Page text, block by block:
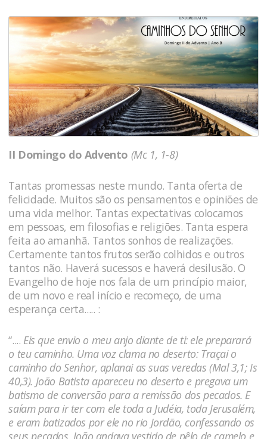
II Domingo do Advento (Mc 1, 1-8)
Tantas promessas neste mundo. Tanta oferta de
felicidade. Muitos são os pensamentos e opiniões de
uma vida melhor. Tantas expectativas colocamos
em pessoas, em filosofias e religiões. Tanta espera
feita ao amanhã. Tantos sonhos de realizações.
Certamente tantos frutos serão colhidos e outros
tantos não. Haverá sucessos e haverá desilusão. O
Evangelho de hoje nos fala de um princípio maior,
de um novo e real início e recomeço, de uma
esperança certa..... :
“.... Eis que envio o meu anjo diante de ti: ele preparará
o teu caminho. Uma voz clama no deserto: Traçai o
caminho do Senhor, aplanai as suas veredas (Mal 3,1; Is
40,3). João Batista apareceu no deserto e pregava um
batismo de conversão para a remissão dos pecados. E
saíam para ir ter com ele toda a Judéia, toda Jerusalém,
e eram batizados por ele no rio Jordão, confessando os
seus pecados. João andava vestido de pêlo de camelo e